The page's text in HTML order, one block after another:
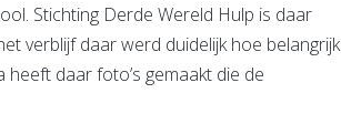
Stichting Derde Wereld Hulp is daar
verblijf daar werd duidelijk hoe belangrijk
daar foto’s gemaakt die de